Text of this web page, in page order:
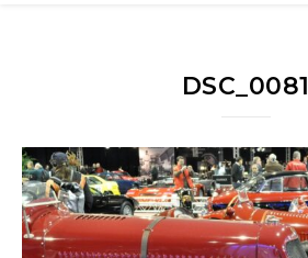
DSC_0081